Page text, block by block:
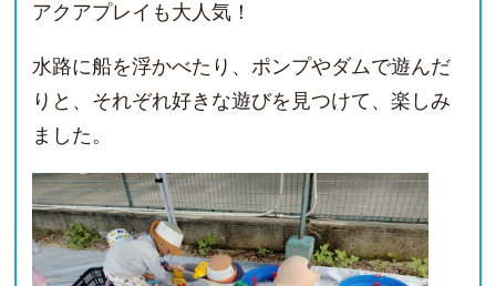
アクアプレイも大人気！
水路に船を浮かべたり、ポンプやダムで遊んだ
りと、それぞれ好きな遊びを見つけて、楽しみ
ました。